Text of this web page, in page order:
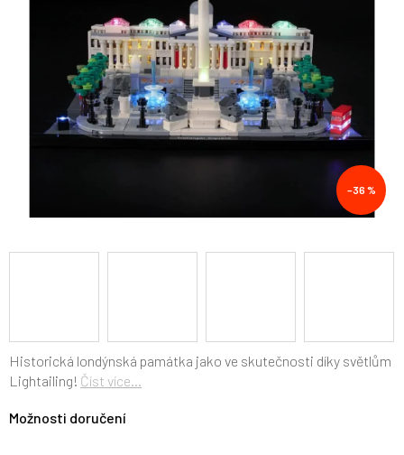
–36 %
Možnosti doručení
Historická londýnská památka jako ve skutečnosti díky světlům
Lightailing! Číst více...